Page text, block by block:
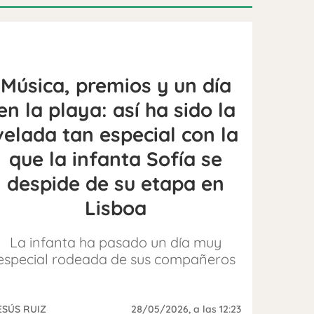
Música, premios y un día
la playa: así ha sido la
tan especial con la
que la infanta Sofía se
despide de su etapa en
Lisboa
La infanta ha pasado un día muy
rodeada de sus compañeros
RUIZ 28/05/2026, a las 12:23